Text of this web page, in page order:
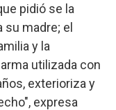
pidió se la
su madre; el
y la
utilizada con
exterioriza y
expresa